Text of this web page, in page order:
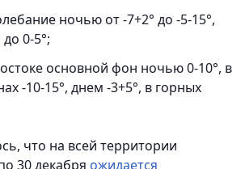
ночью от -7+2° до -5-15°,
0-5°;
основной фон ночью 0-10°, в
-10-15°, днем -3+5°, в горных
что на всей территории
30 декабря ожидается